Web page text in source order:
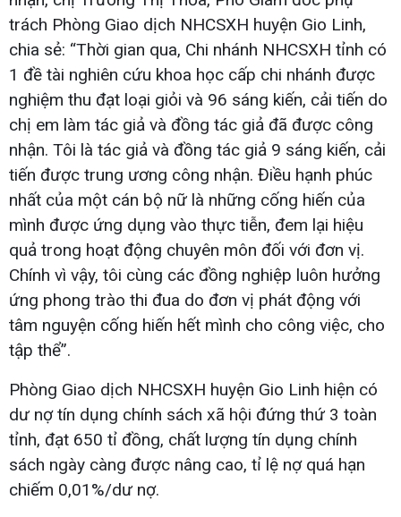
trách Phòng Giao dịch NHCSXH huyện Gio Linh,
chia sẻ: “Thời gian qua, Chi nhánh NHCSXH tỉnh có
1 đề tài nghiên cứu khoa học cấp chi nhánh được
nghiệm thu đạt loại giỏi và 96 sáng kiến, cải tiến do
chị em làm tác giả và đồng tác giả đã được công
nhận. Tôi là tác giả và đồng tác giả 9 sáng kiến, cải
tiến được trung ương công nhận. Điều hạnh phúc
nhất của một cán bộ nữ là những cống hiến của
mình được ứng dụng vào thực tiễn, đem lại hiệu
quả trong hoạt động chuyên môn đối với đơn vị.
Chính vì vậy, tôi cùng các đồng nghiệp luôn hưởng
ứng phong trào thi đua do đơn vị phát động với
tâm nguyện cống hiến hết mình cho công việc, cho
tập thể”.
Phòng Giao dịch NHCSXH huyện Gio Linh hiện có
dư nợ tín dụng chính sách xã hội đứng thứ 3 toàn
tỉnh, đạt 650 tỉ đồng, chất lượng tín dụng chính
sách ngày càng được nâng cao, tỉ lệ nợ quá hạn
chiếm 0,01%/dư nợ.